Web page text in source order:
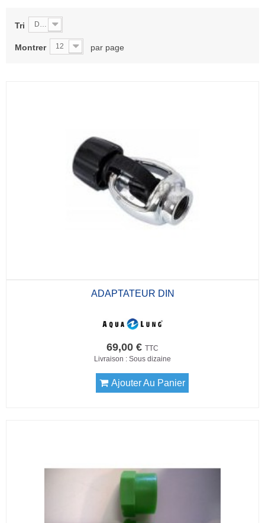
Tri De A à Z
Montrer 12 par page
ADAPTATEUR DIN
69,00 € TTC
Livraison : Sous dizaine
Ajouter Au Panier